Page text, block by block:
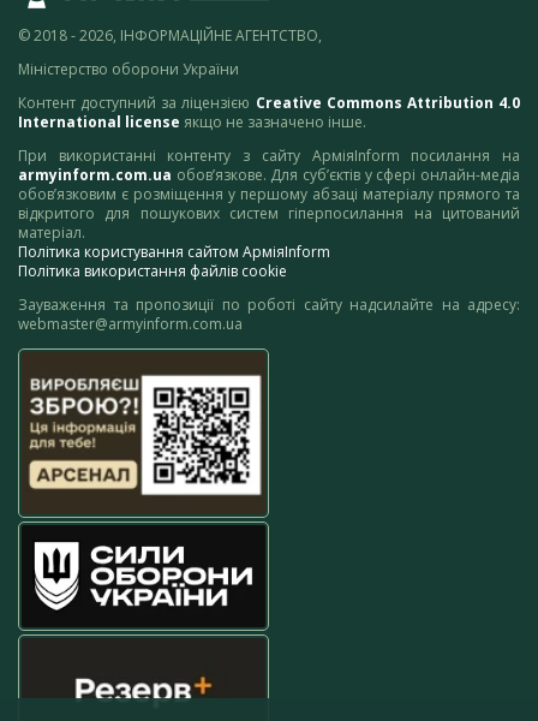
© 2018 - 2026, ІНФОРМАЦІЙНЕ АГЕНТСТВО,
Міністерство оборони України
Контент доступний за ліцензією Creative Commons Attribution 4.0
International license якщо не зазначено інше.
При використанні контенту з сайту АрміяInform посилання на
armyinform.com.ua обов’язкове. Для суб’єктів у сфері онлайн-медіа
обов’язковим є розміщення у першому абзаці матеріалу прямого та
відкритого для пошукових систем гіперпосилання на цитований
матеріал.
Політика користування сайтом АрміяInform
Політика використання файлів cookie
Зауваження та пропозиції по роботі сайту надсилайте на адресу:
webmaster@armyinform.com.ua